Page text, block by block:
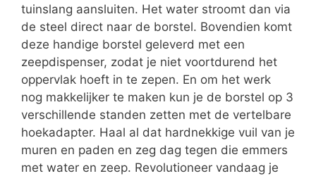
tuinslang aansluiten. Het water stroomt dan via
de steel direct naar de borstel. Bovendien komt
deze handige borstel geleverd met een
zeepdispenser, zodat je niet voortdurend het
oppervlak hoeft in te zepen. En om het werk
nog makkelijker te maken kun je de borstel op 3
verschillende standen zetten met de vertelbare
hoekadapter. Haal al dat hardnekkige vuil van je
muren en paden en zeg dag tegen die emmers
met water en zeep. Revolutioneer vandaag je